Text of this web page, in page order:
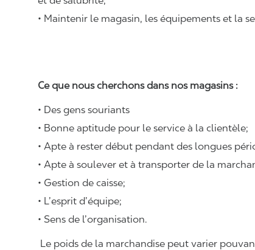
• Maintenir le magasin, les équipements et la
Ce que nous cherchons dans nos magasins :
• Des gens souriants
• Bonne aptitude pour le service à la clientèle;
• Apte à rester début pendant des longues
• Apte à soulever et à transporter de la
• Gestion de caisse;
• L’esprit d’équipe;
• Sens de l’organisation.
Le poids de la marchandise peut varier